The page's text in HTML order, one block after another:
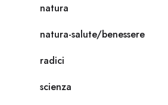
natura
natura-salute/benessere
radici
scienza